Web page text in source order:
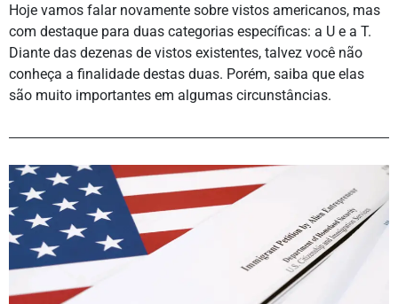
Hoje vamos falar novamente sobre vistos americanos, mas
com destaque para duas categorias específicas: a U e a T.
Diante das dezenas de vistos existentes, talvez você não
conheça a finalidade destas duas. Porém, saiba que elas
são muito importantes em algumas circunstâncias.